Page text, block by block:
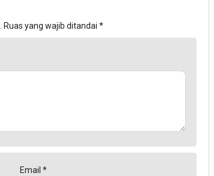
Ruas yang wajib ditandai *
Email *